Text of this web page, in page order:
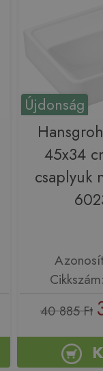
Újdonság
45x34
csaplyuk
40 885 Ft